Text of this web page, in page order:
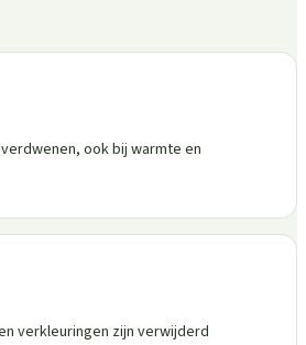
ook bij warmte en
verkleuringen zijn verwijderd